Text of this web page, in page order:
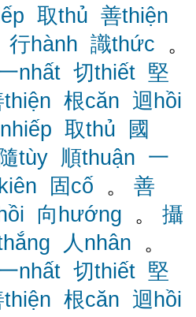
取thủ 善thiện
行hành 識thức 。
nhất 切thiết 堅
thiện 根căn 迴hồi
取thủ
國
隨tùy 順thuận 一
固cố 。 善
向hướng 。 攝
人nhân 。
nhất 切thiết 堅
thiện 根căn 迴hồi